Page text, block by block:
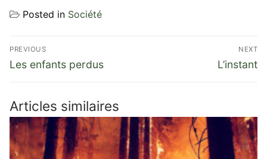
Posted in Société
Navigation
de
PREVIOUS
Previous
Les enfants perdus
NEXT
Next
L’instant
Articles similaires